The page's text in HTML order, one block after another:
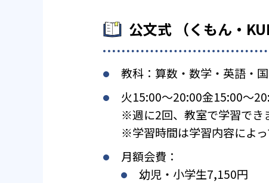
公文式 （くもん・
教科：算数・数学・英語・
火15:00〜20:00金15:00〜
※週に2回、教室で学習でき
※学習時間は学習内容によ
月額会費：
幼児・小学生7,150円